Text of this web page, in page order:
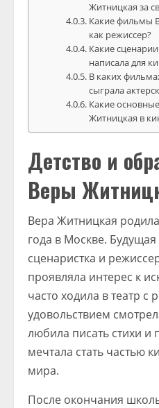
Житницкая за
Какие фильмы
как режиссер?
Какие
написала для
В каких
сыграла
Какие
Житницкая в
Детство и
Веры
Вера Житницкая
года в Москве. Будущая
сценаристка и
проявляла интерес к
часто ходила в театр с
удовольствием
любила писать стихи и
мечтала стать частью
мира.
После окончания